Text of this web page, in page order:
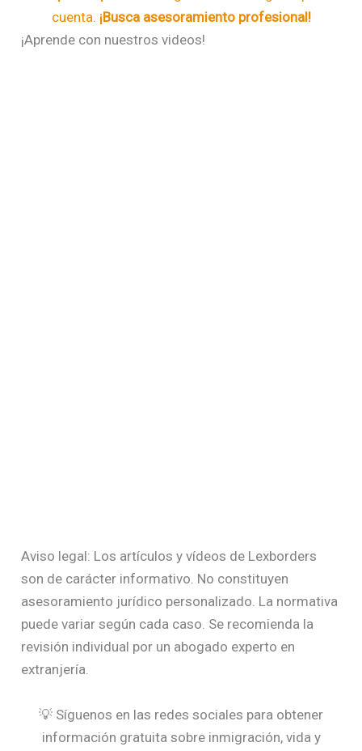
cuenta. ¡Busca asesoramiento profesional!
¡Aprende con nuestros videos!
Aviso legal: Los artículos y vídeos de Lexborders
son de carácter informativo. No constituyen
asesoramiento jurídico personalizado. La normativa
puede variar según cada caso. Se recomienda la
revisión individual por un abogado experto en
extranjería.
💡 Síguenos en las redes sociales para obtener
información gratuita sobre inmigración, vida y